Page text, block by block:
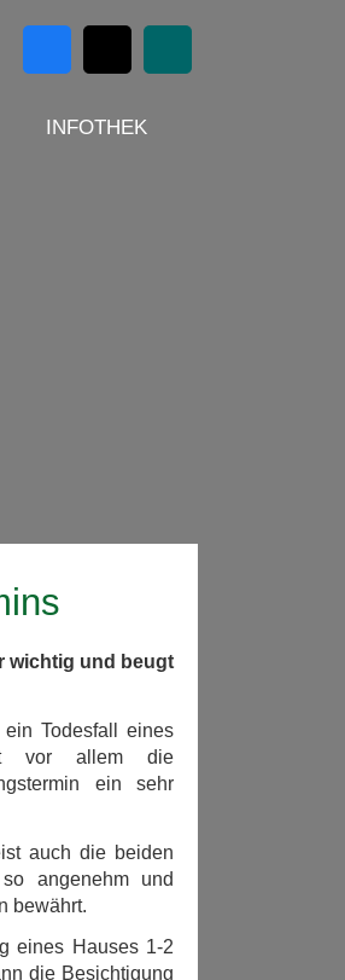
INFOTHEK
wichtig und beugt
Todesfall eines
vor allem die
ein sehr
auch die beiden
angenehm und
bewährt.
eines Hauses 1-2
die Besichtigung